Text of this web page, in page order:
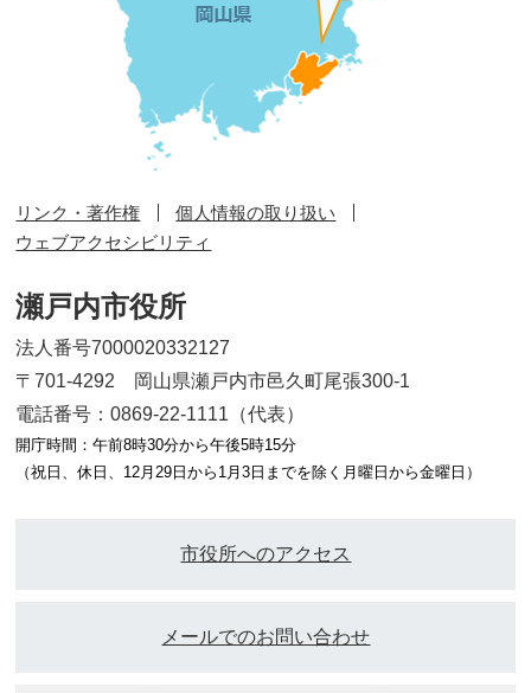
リンク・著作権
個人情報の取り扱い
ウェブアクセシビリティ
瀬戸内市役所
法人番号7000020332127
〒701-4292 岡山県瀬戸内市邑久町尾張300-1
電話番号：0869-22-1111（代表）
開庁時間：午前8時30分から午後5時15分
（祝日、休日、12月29日から1月3日までを除く月曜日から金曜日）
市役所へのアクセス
メールでのお問い合わせ